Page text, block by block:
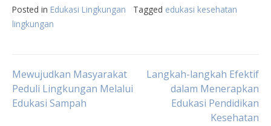
Posted in Edukasi Lingkungan Tagged edukasi kesehatan
lingkungan
Post
navigation
Mewujudkan Masyarakat
Peduli Lingkungan Melalui
Edukasi Sampah
Langkah-langkah Efektif
dalam Menerapkan
Edukasi Pendidikan
Kesehatan